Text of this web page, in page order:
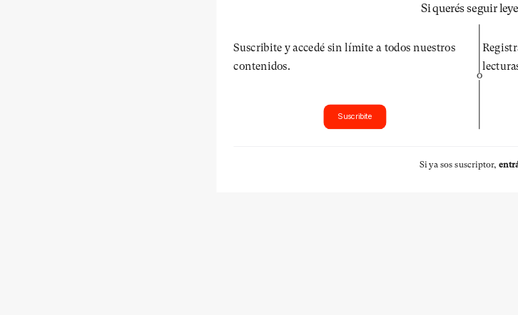
Si querés seguir
Suscribite y accedé sin límite a todos nuestros
contenidos.
Suscribite
O
Si ya sos suscriptor,